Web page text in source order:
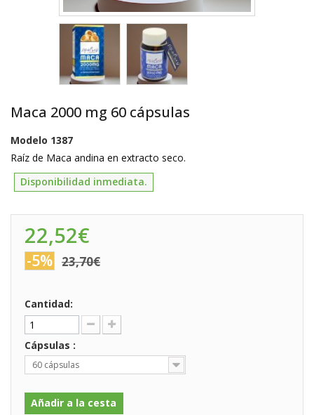
Maca 2000 mg 60 cápsulas
Modelo 1387
Raíz de Maca andina en extracto seco.
Disponibilidad inmediata.
22,52€
-5% 23,70€
Cantidad:
Cápsulas :
60 cápsulas
Añadir a la cesta